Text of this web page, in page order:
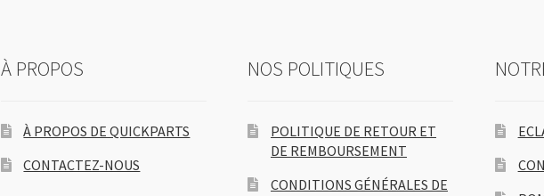
À PROPOS
À PROPOS DE QUICKPARTS
CONTACTEZ-NOUS
NOS POLITIQUES
POLITIQUE DE RETOUR ET
DE REMBOURSEMENT
CONDITIONS GÉNÉRALES DE